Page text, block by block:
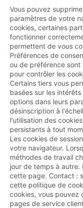
Vous pouvez
paramètres de votre
cookies, certaines
fonctionner
permettent de vous
Préférences de
ou de préférence sont
pour contrôler les
Certains tiers vous
basées sur les
options dans leurs
désinscription à
l'utilisation des
persistants à tout
Les cookies de
votre navigateur.
méthodes de travail
jour de temps à autre.
cette page. Contact :
cette politique de
cookies, vous pouvez
pages de service